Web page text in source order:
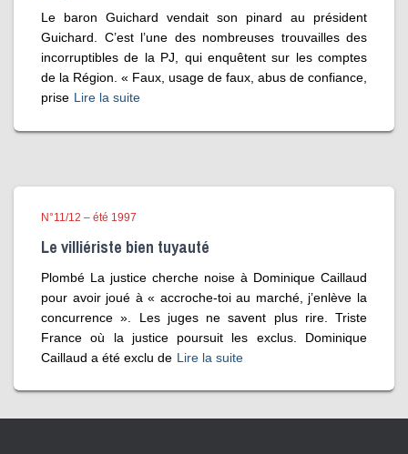
Le baron Guichard vendait son pinard au président
Guichard. C’est l’une des nombreuses trouvailles des
incorruptibles de la PJ, qui enquêtent sur les comptes
de la Région. « Faux, usage de faux, abus de confiance,
prise Lire la suite
N°11/12 – été 1997
Le villiériste bien tuyauté
Plombé La justice cherche noise à Dominique Caillaud
pour avoir joué à « accroche-toi au marché, j’enlève la
concurrence ». Les juges ne savent plus rire. Triste
France où la justice poursuit les exclus. Dominique
Caillaud a été exclu de Lire la suite